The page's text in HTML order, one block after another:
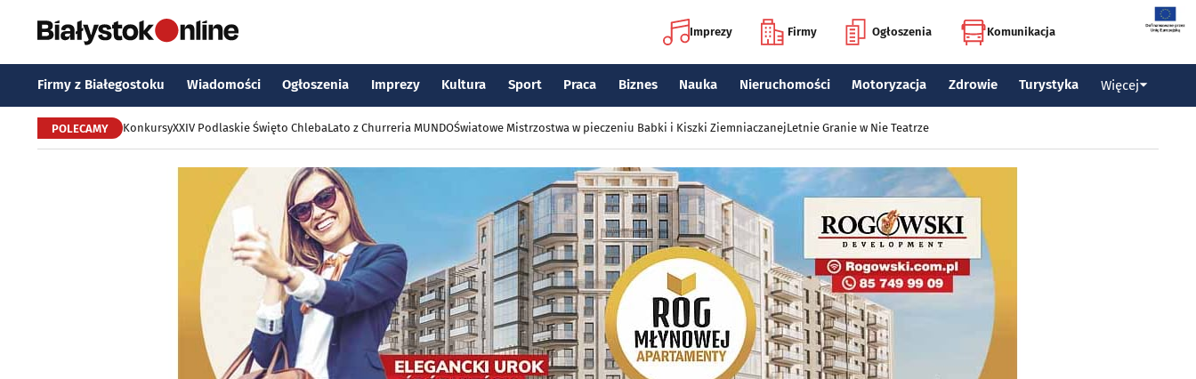
Imprezy Firmy Ogłoszenia Komunikacja
Firmy z Białegostoku Wiadomości Ogłoszenia Imprezy Kultura Sport Praca Biznes Nauka Nieruchomości Motoryzacja Zdrowie Turystyka Więcej
POLECAMY KonkursyXXIV Podlaskie Święto ChlebaLato z Churreria MUNDOŚwiatowe Mistrzostwa w pieczeniu Babki i Kiszki ZiemniaczanejLetnie Granie w Nie Teatrze